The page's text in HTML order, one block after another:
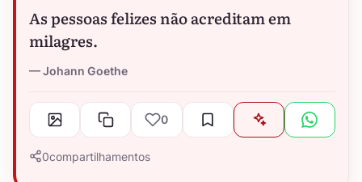
As pessoas felizes não acreditam em
milagres.
Johann Goethe
0
0compartilhamentos